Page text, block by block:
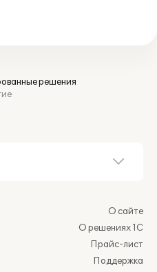
решения
О сайте
О решениях 1С
Прайс-лист
Поддержка